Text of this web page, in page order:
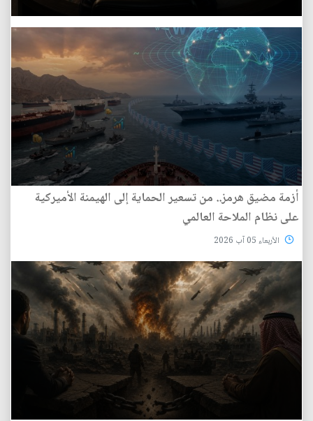
أزمة مضيق هرمز.. من تسعير الحماية إلى الهيمنة الأميركية
على نظام الملاحة العالمي
الأربعاء 05 آب 2026